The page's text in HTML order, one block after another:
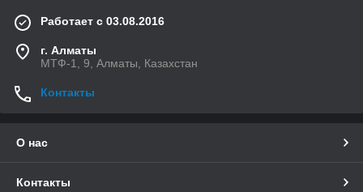
Работает с 03.08.2016
г. Алматы
МТФ-1, 9, Алматы, Казахстан
Контакты
О нас
Контакты